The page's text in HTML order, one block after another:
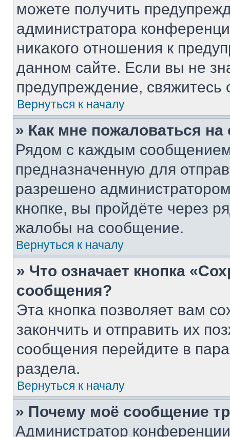
можете получить
администратора
никакого отношения к
данном сайте. Если вы не
предупреждение,
Вернуться к началу
» Как мне пожаловаться
Рядом с каждым сообщением
предназначенную для
разрешено
кнопке, вы пройдёте через
жалобы на сообщение.
Вернуться к началу
» Что означает кнопка
сообщения?
Эта кнопка позволяет вам
закончить и отправить их
сообщения перейдите в
раздела.
Вернуться к началу
» Почему моё сообщение
Администратор